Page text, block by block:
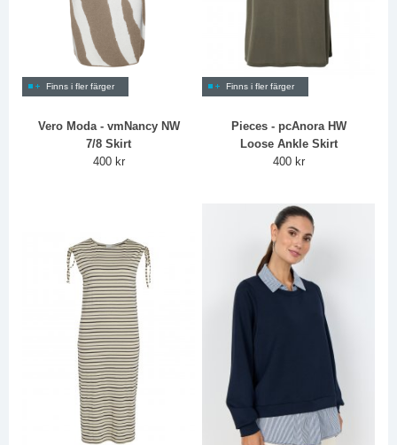
Finns i fler färger
Vero Moda - vmNancy NW
7/8 Skirt
400 kr
Finns i fler färger
Pieces - pcAnora HW
Loose Ankle Skirt
400 kr